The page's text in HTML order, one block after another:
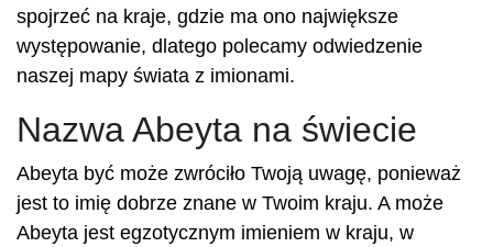
spojrzeć na kraje, gdzie ma ono największe
występowanie, dlatego polecamy odwiedzenie
naszej mapy świata z imionami.
Nazwa Abeyta na świecie
Abeyta być może zwróciło Twoją uwagę, ponieważ
jest to imię dobrze znane w Twoim kraju. A może
Abeyta jest egzotycznym imieniem w kraju, w